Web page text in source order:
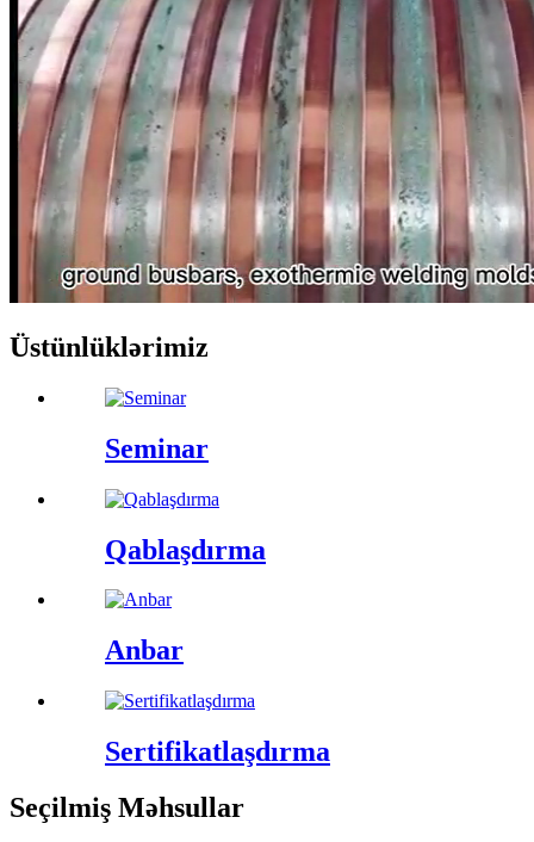
Üstünlüklərimiz
Seminar
Qablaşdırma
Anbar
Sertifikatlaşdırma
Seçilmiş Məhsullar